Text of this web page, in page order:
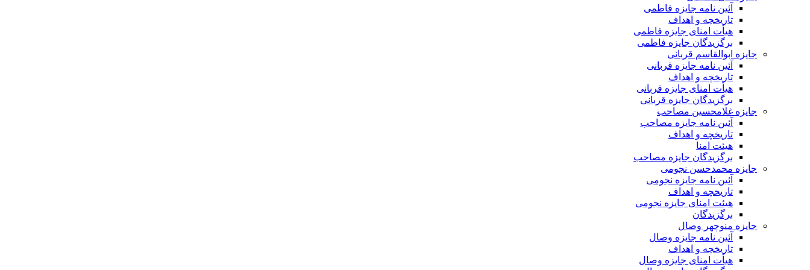
آئین نامه جایزه فاطمی
تاریخچه و اهداف
هیأت امنای جایزه فاطمی
برگزیدگان جایزه فاطمی
جایزه ابوالقاسم قربانی
آئین نامه جایزه قربانی
تاریخچه و اهداف
هیأت امنای جایزه قربانی
برگزیدگان جایزه قربانی
جایزه غلامحسین مصاحب
آئین نامه جایزه مصاحب
تاریخچه و اهداف
هیئت امنا
برگزیدگان جایزه مصاحب
جایزه محمدحسن نجومی
آئین نامه جایزه نجومی
تاریخچه و اهداف
هیئت امنای جایزه نجومی
برگزیدگان
جایزه منوچهر وصال
آئین نامه جایزه وصال
تاریخچه و اهداف
هیأت امنای جایزه وصال